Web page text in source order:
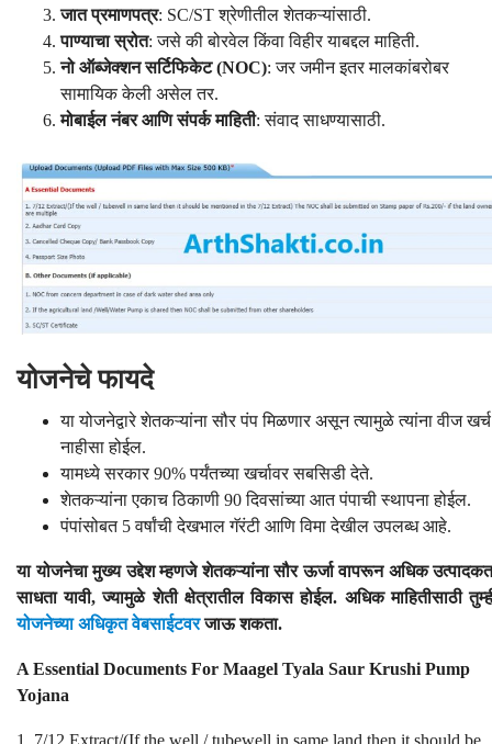
जात प्रमाणपत्र: SC/ST श्रेणीतील शेतकऱ्यांसाठी.
पाण्याचा स्रोत: जसे की बोरवेल किंवा विहीर याबद्दल माहिती.
नो ऑब्जेक्शन सर्टिफिकेट (NOC): जर जमीन इतर मालकांबरोबर
सामायिक केली असेल तर.
मोबाईल नंबर आणि संपर्क माहिती: संवाद साधण्यासाठी.
योजनेचे फायदे
या योजनेद्वारे शेतकऱ्यांना सौर पंप मिळणार असून त्यामुळे त्यांना वीज खर्च
नाहीसा होईल.
यामध्ये सरकार 90% पर्यंतच्या खर्चावर सबसिडी देते.
शेतकऱ्यांना एकाच ठिकाणी 90 दिवसांच्या आत पंपाची स्थापना होईल.
पंपांसोबत 5 वर्षांची देखभाल गॅरंटी आणि विमा देखील उपलब्ध आहे.
या योजनेचा मुख्य उद्देश म्हणजे शेतकऱ्यांना सौर ऊर्जा वापरून अधिक
साधता यावी, ज्यामुळे शेती क्षेत्रातील विकास होईल. अधिक माहितीसाठी
योजनेच्या अधिकृत वेबसाईटवरजाऊ शकता.
A Essential Documents For Maagel Tyala Saur Krushi Pump
Yojana